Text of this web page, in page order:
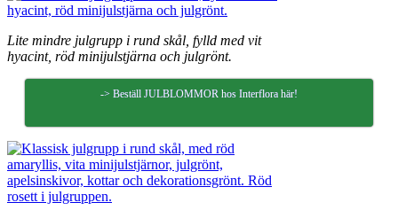
Lite mindre julgrupp i rund skål, fylld med vit
hyacint, röd minijulstjärna och julgrönt.
-> Beställ JULBLOMMOR hos Interflora här!